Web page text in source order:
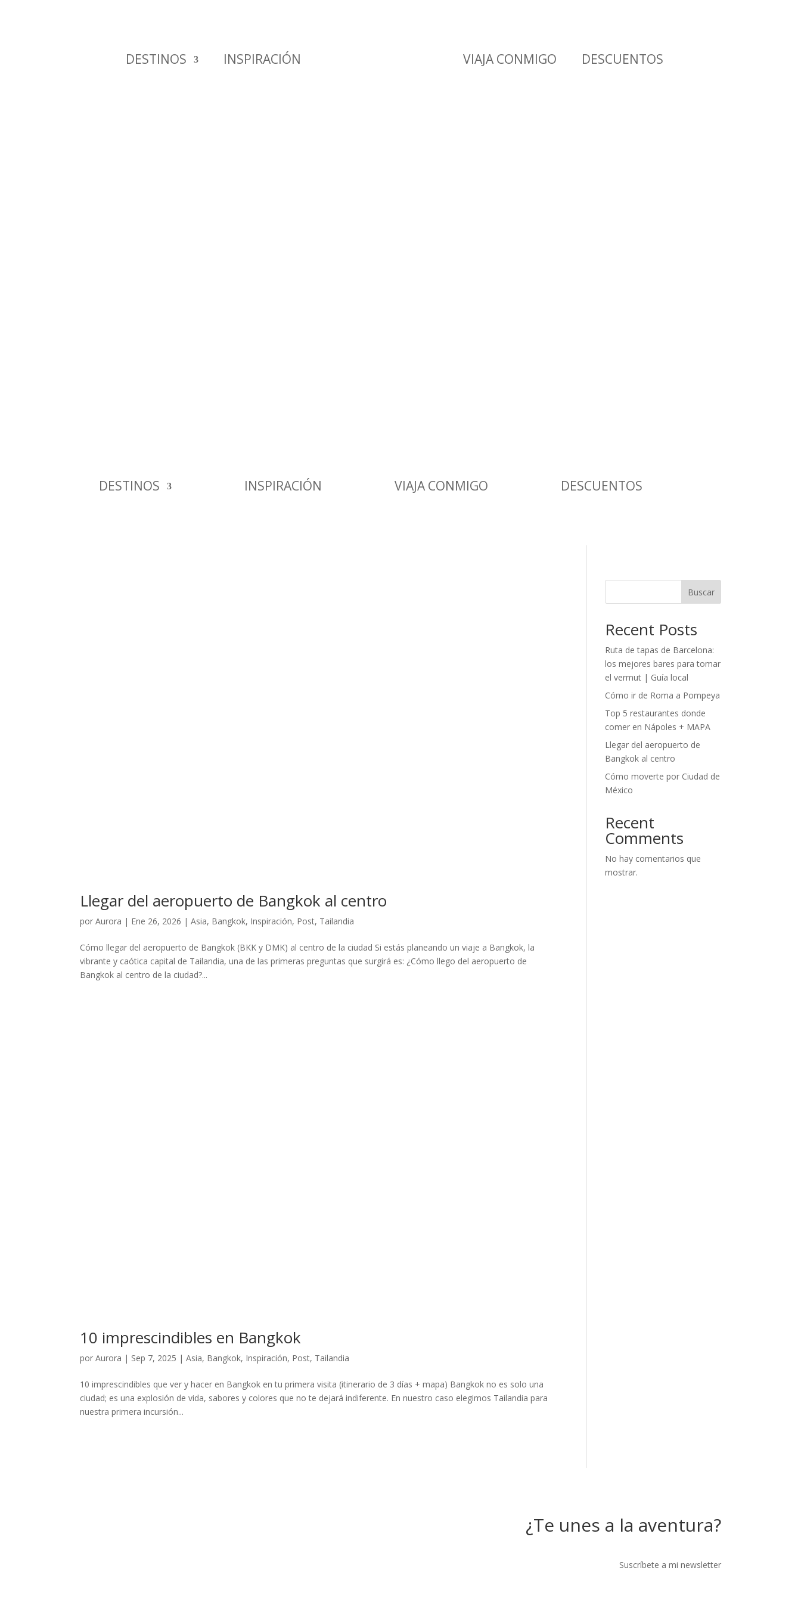
DESTINOS INSPIRACIÓN VIAJA CONMIGO DESCUENTOS
DESTINOS INSPIRACIÓN VIAJA CONMIGO DESCUENTOS
Llegar del aeropuerto de Bangkok al centro
porAurora | Ene 26, 2026 |Asia, Bangkok, Inspiración, Post, Tailandia
Cómo llegar del aeropuerto de Bangkok (BKK y DMK) al centro de la ciudad Si estás planeando un viaje a Bangkok, la
vibrante y caótica capital de Tailandia, una de las primeras preguntas que surgirá es: ¿Cómo llego del aeropuerto de
Bangkok al centro de la ciudad?...
10 imprescindibles en Bangkok
porAurora | Sep 7, 2025 |Asia, Bangkok, Inspiración, Post, Tailandia
10 imprescindibles que ver y hacer en Bangkok en tu primera visita (itinerario de 3 días + mapa) Bangkok no es solo una
ciudad; es una explosión de vida, sabores y colores que no te dejará indiferente. En nuestro caso elegimos Tailandia para
nuestra primera incursión...
Buscar
Recent Posts
Ruta de tapas de Barcelona:
los mejores bares para tomar
el vermut | Guía local
Cómo ir de Roma a Pompeya
Top 5 restaurantes donde
comer en Nápoles + MAPA
Llegar del aeropuerto de
Bangkok al centro
Cómo moverte por Ciudad de
México
Recent
Comments
No hay comentarios que
mostrar.
¿Te unes a la aventura?
Suscríbete a mi newsletter